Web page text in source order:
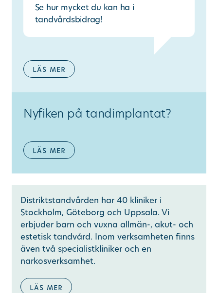
Se hur mycket du kan ha i
tandvårdsbidrag!
läs mer
Nyfiken på tandimplantat?
läs mer
Distriktstandvården har 40 kliniker i
Stockholm, Göteborg och Uppsala. Vi
erbjuder barn och vuxna allmän-, akut- och
estetisk tandvård. Inom verksamheten finns
även två specialistkliniker och en
narkosverksamhet.
läs mer